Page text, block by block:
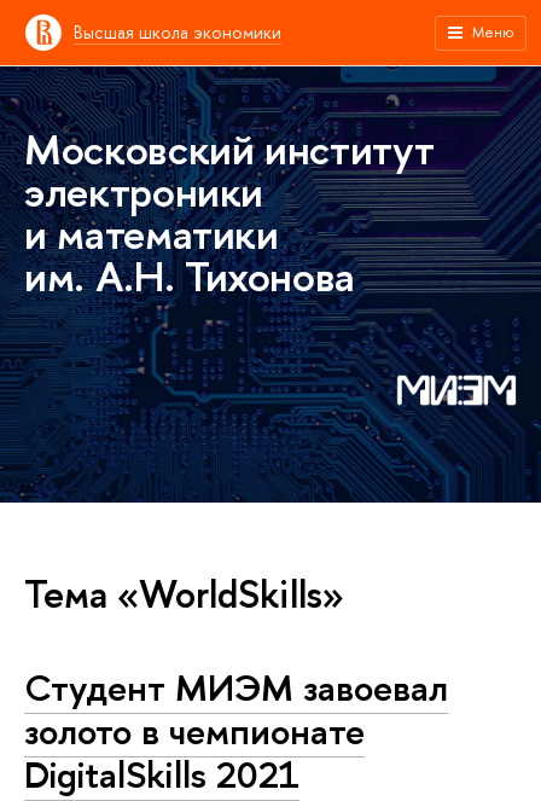
Высшая школа экономики Меню
Московский институт
электроники
и математики
им. А.Н. Тихонова
Тема «WorldSkills»
Студент МИЭМ завоевал
золото в чемпионате
DigitalSkills 2021